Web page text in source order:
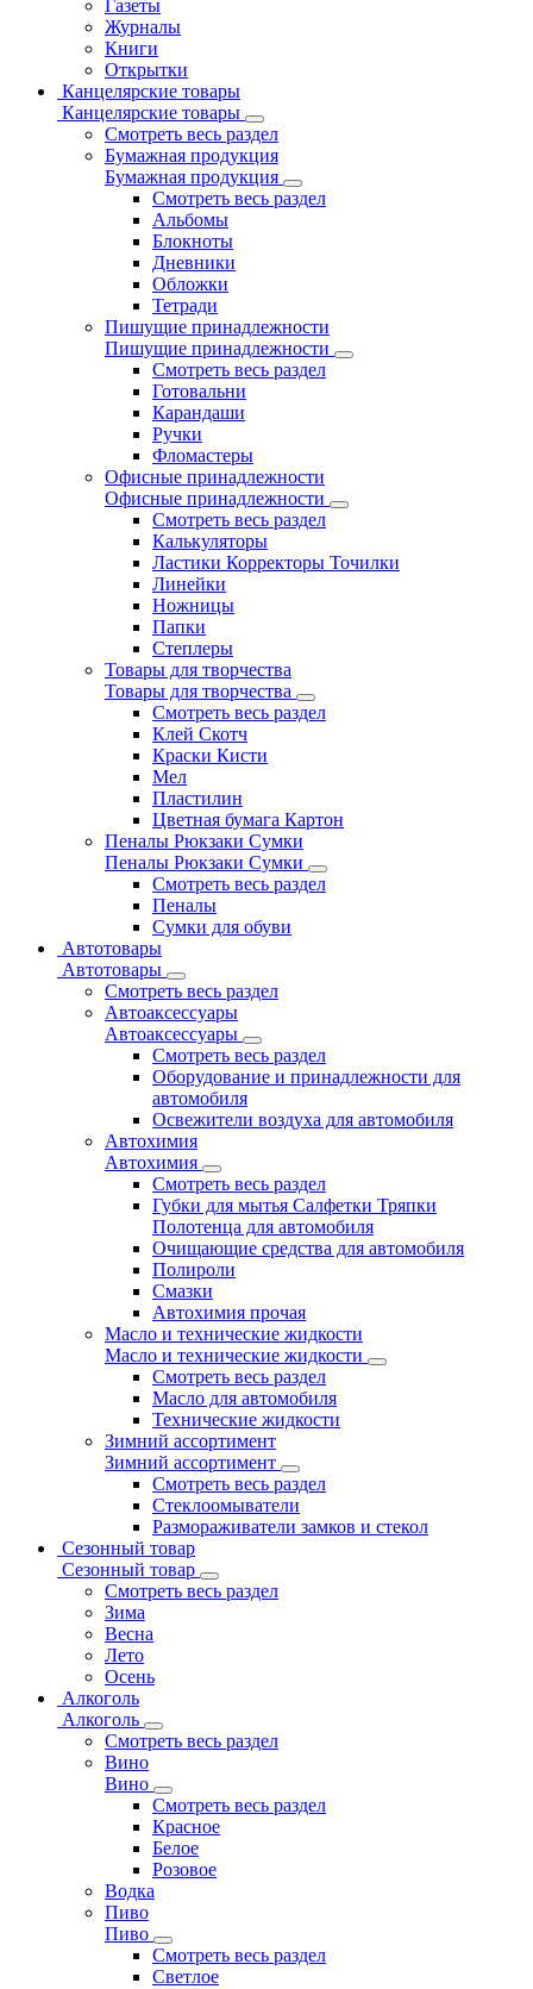
Газеты
Журналы
Книги
Открытки
Канцелярские товары
Канцелярские товары
Смотреть весь раздел
Бумажная продукция
Бумажная продукция
Смотреть весь раздел
Альбомы
Блокноты
Дневники
Обложки
Тетради
Пишущие принадлежности
Пишущие принадлежности
Смотреть весь раздел
Готовальни
Карандаши
Ручки
Фломастеры
Офисные принадлежности
Офисные принадлежности
Смотреть весь раздел
Калькуляторы
Ластики Корректоры Точилки
Линейки
Ножницы
Папки
Степлеры
Товары для творчества
Товары для творчества
Смотреть весь раздел
Клей Скотч
Краски Кисти
Мел
Пластилин
Цветная бумага Картон
Пеналы Рюкзаки Сумки
Пеналы Рюкзаки Сумки
Смотреть весь раздел
Пеналы
Сумки для обуви
Автотовары
Автотовары
Смотреть весь раздел
Автоаксессуары
Автоаксессуары
Смотреть весь раздел
Оборудование и принадлежности для
автомобиля
Освежители воздуха для автомобиля
Автохимия
Автохимия
Смотреть весь раздел
Губки для мытья Салфетки Тряпки
Полотенца для автомобиля
Очищающие средства для автомобиля
Полироли
Смазки
Автохимия прочая
Масло и технические жидкости
Масло и технические жидкости
Смотреть весь раздел
Масло для автомобиля
Технические жидкости
Зимний ассортимент
Зимний ассортимент
Смотреть весь раздел
Стеклоомыватели
Размораживатели замков и стекол
Сезонный товар
Сезонный товар
Смотреть весь раздел
Зима
Весна
Лето
Осень
Алкоголь
Алкоголь
Смотреть весь раздел
Вино
Вино
Смотреть весь раздел
Красное
Белое
Розовое
Водка
Пиво
Пиво
Смотреть весь раздел
Cветлое